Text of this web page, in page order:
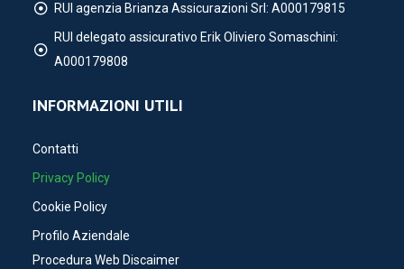
RUI agenzia Brianza Assicurazioni Srl: A000179815
RUI delegato assicurativo Erik Oliviero Somaschini:
A000179808
INFORMAZIONI UTILI
Contatti
Privacy Policy
Cookie Policy
Profilo Aziendale
Procedura Web Discaimer